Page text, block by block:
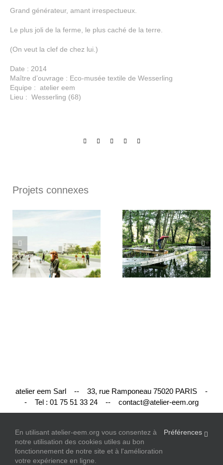
Grand générateur, amant irrespectueux.
Le plus joli de la ferme, le plus caché de la terre.
(On veut la clef de chez lui.)
Date : 2014
Maître d’ouvrage : Eco-musée textile de Wesserling
Equipe : atelier eem
Lieu : Wesserling (68)
Facebook
X LinkedInPinterestEmail
Projets connexes
MANNHEIM COLUMBUS
HORTILLONNAGES
D’AMIENS / +2°C = 43
CM
atelier eem Sarl -- 33, rue Ramponeau 75020 PARIS -
- Tel : 01 75 51 33 24 -- contact@atelier-eem.org
© Copyright 2026 | Tous Droits Resérvés |
En utilisant atelier-eem.org vous consentez à
notre utilisation des cookies utiles au bon
fonctionnement de notre site et à l'amélioration
votre expérience en ligne.
Préférences